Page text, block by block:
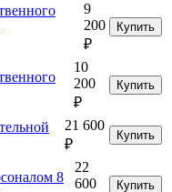
9
200
₽
Купить
10
200
₽
Купить
21 600
₽
Купить
8
22
600
Купить